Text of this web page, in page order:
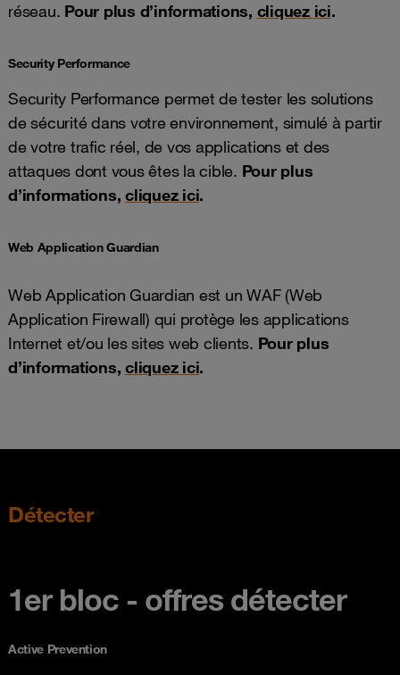
réseau. Pour plus d’informations, cliquez ici.
Security Performance
Security Performance permet de tester les solutions
de sécurité dans votre environnement, simulé à partir
de votre trafic réel, de vos applications et des
attaques dont vous êtes la cible. Pour plus
d’informations, cliquez ici.
Web Application Guardian
Web Application Guardian est un WAF (Web
Application Firewall) qui protège les applications
Internet et/ou les sites web clients. Pour plus
d’informations, cliquez ici.
Détecter
1er bloc - offres détecter
Active Prevention